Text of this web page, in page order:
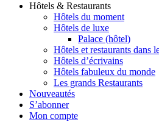
Hôtels & Restaurants
Hôtels du moment
Hôtels de luxe
Palace (hôtel)
Hôtels et restaurants dans
Hôtels d’écrivains
Hôtels fabuleux du monde
Les grands Restaurants
Nouveautés
S’abonner
Mon compte